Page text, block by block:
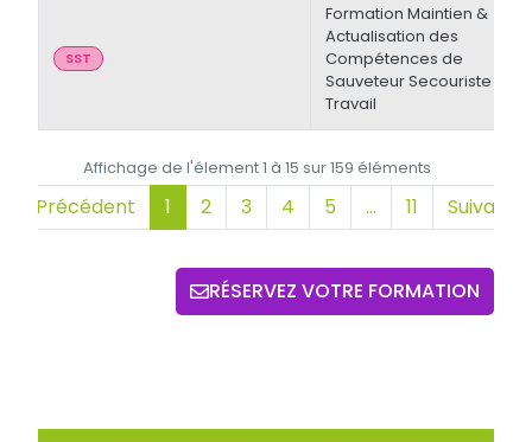
SST
Formation Maintien &
Actualisation des
Compétences de
Sauveteur Secouriste du
Travail
Affichage de l'élement 1 à 15 sur 159 éléments
Précédent 1 2 3 4 5 … 11 Suivant
RÉSERVEZ VOTRE FORMATION